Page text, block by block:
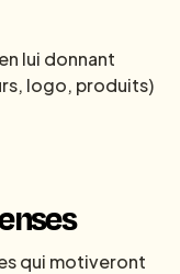
lui donnant
logo, produits)
qui motiveront